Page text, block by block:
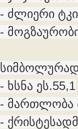
- ძლიერი
-
- ხსნა ეს.55,1
- მართლობა
-